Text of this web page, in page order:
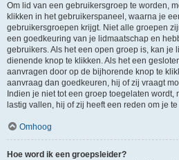
Om lid van een gebruikersgroep te worden,
klikken in het gebruikerspaneel, waarna je
gebruikersgroepen krijgt. Niet alle groepen
een goedkeuring van je lidmaatschap en
gebruikers. Als het een open groep is, kan je
dienende knop te klikken. Als het een
aanvragen door op de bijhorende knop te
aanvraag dan goedkeuren, hij of zij vraagt
Indien je niet tot een groep toegelaten
lastig vallen, hij of zij heeft een reden om je
Omhoog
Hoe word ik een groepsleider?